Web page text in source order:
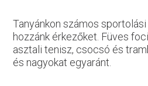
Tanyánkon számos
hozzánk érkezőket. Füves
asztali tenisz, csocsó és
és nagyokat egyaránt.